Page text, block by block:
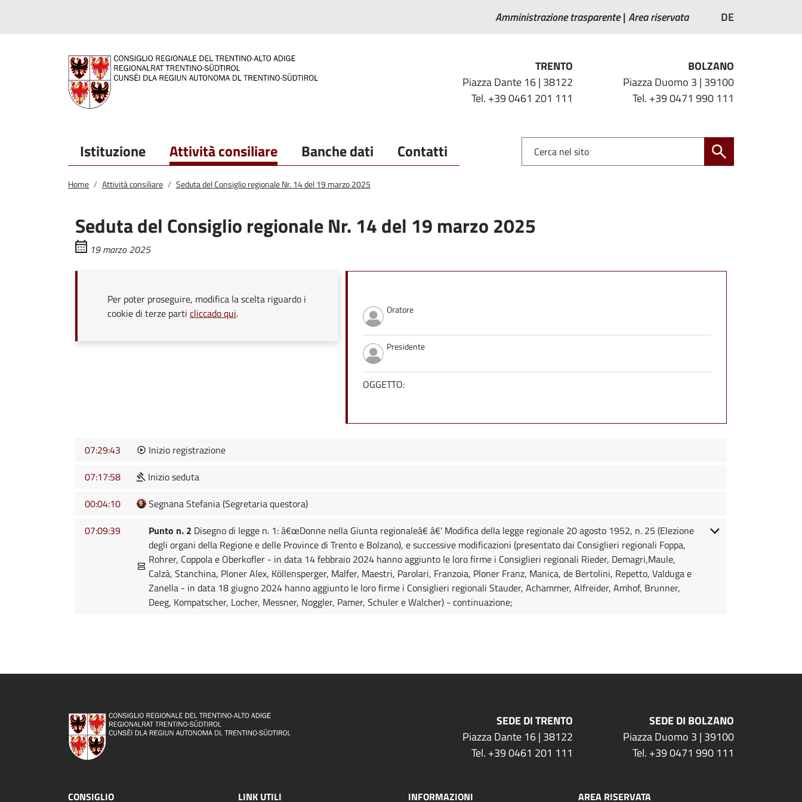
Amministrazione trasparente Area riservata DE
TRENTO
Piazza Dante 16 | 38122
Tel. +39 0461 201 111
BOLZANO
Piazza Duomo 3 | 39100
Tel. +39 0471 990 111
Istituzione Attività consiliare Banche dati Contatti
Home Attività consiliare Seduta del Consiglio regionale Nr. 14 del 19 marzo 2025
Seduta del Consiglio regionale Nr. 14 del 19 marzo 2025
19 marzo 2025
Per poter proseguire, modifica la scelta riguardo i
cookie di terze parti cliccado qui. Oratore
Presidente
OGGETTO:
07:29:43
Inizio registrazione
07:17:58
Inizio seduta
00:04:10
Segnana Stefania (Segretaria questora)
07:09:39
Punto n. 2 Disegno di legge n. 1: â€œDonne nella Giunta regionaleâ€ â€' Modifica della legge regionale 20 agosto 1952, n. 25 (Elezione
degli organi della Regione e delle Province di Trento e Bolzano), e successive modificazioni (presentato dai Consiglieri regionali Foppa,
Rohrer, Coppola e Oberkofler - in data 14 febbraio 2024 hanno aggiunto le loro firme i Consiglieri regionali Rieder, Demagri,Maule,
Calzà, Stanchina, Ploner Alex, Köllensperger, Malfer, Maestri, Parolari, Franzoia, Ploner Franz, Manica, de Bertolini, Repetto, Valduga e
Zanella - in data 18 giugno 2024 hanno aggiunto le loro firme i Consiglieri regionali Stauder, Achammer, Alfreider, Amhof, Brunner,
Deeg, Kompatscher, Locher, Messner, Noggler, Pamer, Schuler e Walcher) - continuazione;
SEDE DI TRENTO
Piazza Dante 16 | 38122
Tel. +39 0461 201 111
SEDE DI BOLZANO
Piazza Duomo 3 | 39100
Tel. +39 0471 990 111
CONSIGLIO LINK UTILI INFORMAZIONI AREA RISERVATA